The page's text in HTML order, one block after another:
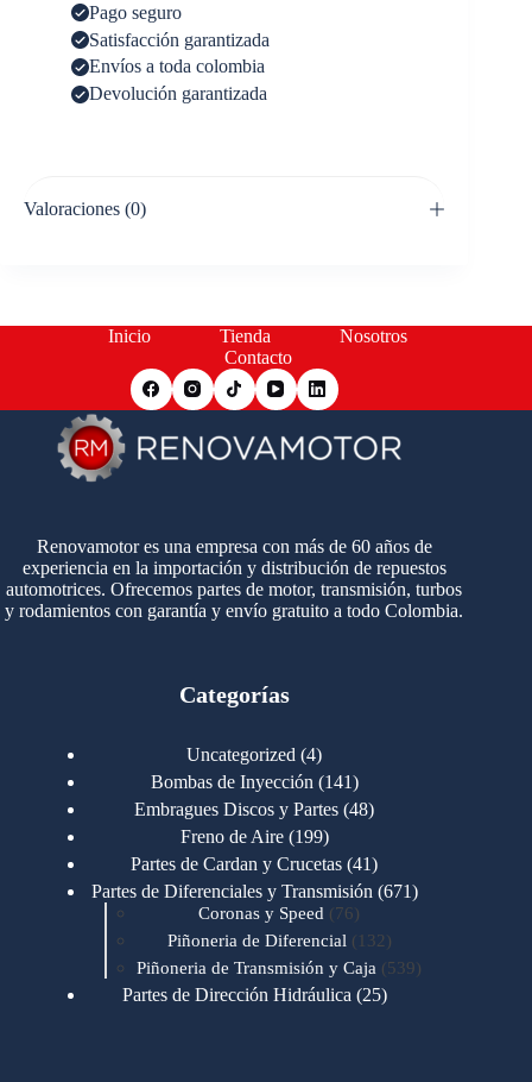
Pago seguro
Satisfacción garantizada
Envíos a toda colombia
Devolución garantizada
Valoraciones (0)
Inicio Tienda
Nosotros
Contacto
Renovamotor es una empresa con más de 60 años de
experiencia en la importación y distribución de repuestos
automotrices. Ofrecemos partes de motor, transmisión, turbos
y rodamientos con garantía y envío gratuito a todo Colombia.
Categorías
Uncategorized 44
productos
Bombas de Inyección 141141
productos
Embragues Discos y Partes 4848
Freno de Aire 199199
productos
Partes de Cardan y Crucetas 4141
productos
Partes de Diferenciales y Transmisión 671671
Coronas y Speed 7676
productos
Piñoneria de Diferencial 132 132
productos
Piñoneria de Transmisión y Caja 539539
Partes de Dirección Hidráulica 2525